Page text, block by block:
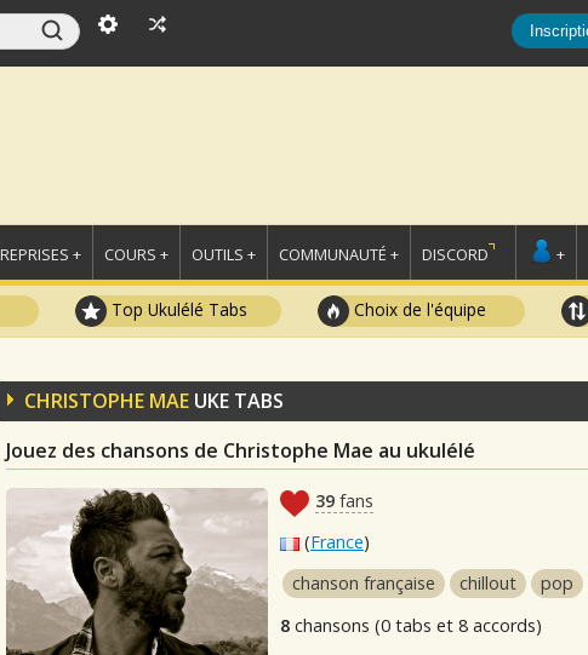
REPRISES + COURS + OUTILS + COMMUNAUTÉ + DISCORD +
Top Ukulélé Tabs Choix de l'équipe
CHRISTOPHE MAE UKE TABS
Jouez des chansons de Christophe Mae au ukulélé
39 fans
(France)
chanson française
chillout pop
8 chansons (0 tabs et 8 accords)